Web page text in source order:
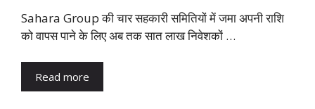
Sahara Group की चार सहकारी समितियों में जमा अपनी राशि
को वापस पाने के लिए अब तक सात लाख निवेशकों …
Read more